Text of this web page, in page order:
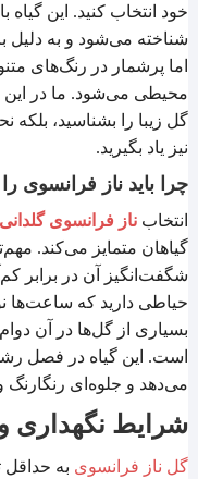
خود انتخاب کنید. این گیاه
شناخته می‌شود و به
اما پرشمار در رنگ‌های
محیطی می‌شود. ما در این
گل زیبا را بشناسید، بلکه
نیز یاد بگیرید.
چرا باید ناز فرانسوی
انتخاب ناز فرانسوی گلدانی
گیاهان متمایز می‌کند.
شگفت‌انگیز آن در برابر
حیاطی دارید که ساعت‌ها
بسیاری از گل‌ها در آن
است. این گیاه در فصل
می‌دهد و جلوه‌ای
شرایط نگهداری
گل ناز فرانسوی به حداقل